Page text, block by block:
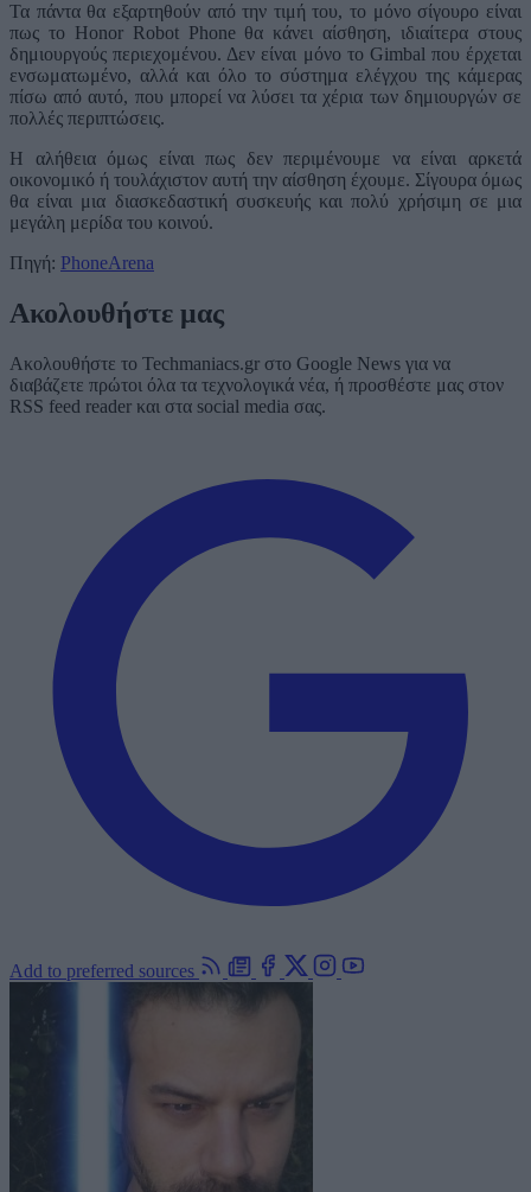
Τα πάντα θα εξαρτηθούν από την τιμή του, το μόνο σίγουρο είναι
πως το Honor Robot Phone θα κάνει αίσθηση, ιδιαίτερα στους
δημιουργούς περιεχομένου. Δεν είναι μόνο το Gimbal που έρχεται
ενσωματωμένο, αλλά και όλο το σύστημα ελέγχου της κάμερας
πίσω από αυτό, που μπορεί να λύσει τα χέρια των δημιουργών σε
πολλές περιπτώσεις.
Η αλήθεια όμως είναι πως δεν περιμένουμε να είναι αρκετά
οικονομικό ή τουλάχιστον αυτή την αίσθηση έχουμε. Σίγουρα όμως
θα είναι μια διασκεδαστική συσκευής και πολύ χρήσιμη σε μια
μεγάλη μερίδα του κοινού.
Πηγή: PhoneArena
Ακολουθήστε μας
Ακολουθήστε το Techmaniacs.gr στο Google News για να
διαβάζετε πρώτοι όλα τα τεχνολογικά νέα, ή προσθέστε μας στον
RSS feed reader και στα social media σας.
Add to preferred sources